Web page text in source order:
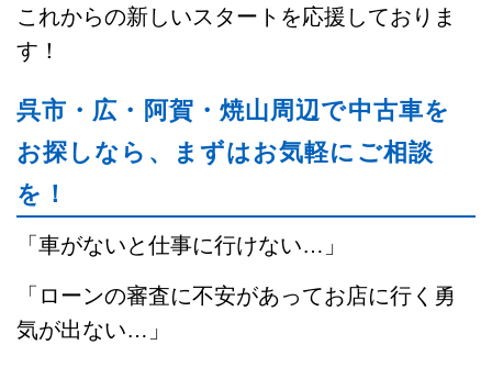
これからの新しいスタートを応援しておりま
す！
呉市・広・阿賀・焼山周辺で中古車を
お探しなら、まずはお気軽にご相談
を！
「車がないと仕事に行けない…」
「ローンの審査に不安があってお店に行く勇
気が出ない…」